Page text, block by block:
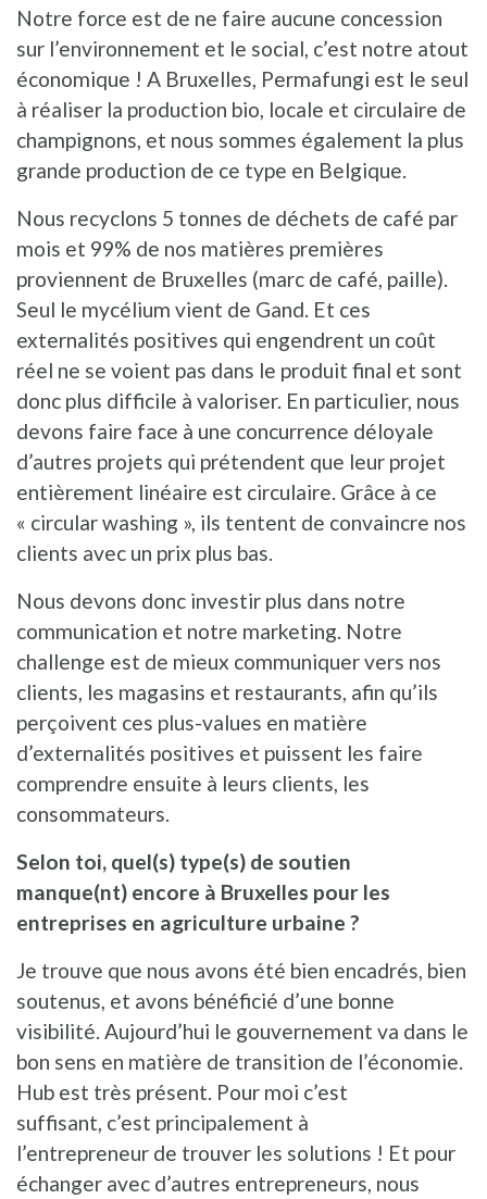
Notre force est de ne faire aucune concession
sur l’environnement et le social, c’est notre atout
économique ! A Bruxelles, Permafungi est le seul
à réaliser la production bio, locale et circulaire de
champignons, et nous sommes également la plus
grande production de ce type en Belgique.
Nous recyclons 5 tonnes de déchets de café par
mois et 99% de nos matières premières
proviennent de Bruxelles (marc de café, paille).
Seul le mycélium vient de Gand. Et ces
externalités positives qui engendrent un coût
réel ne se voient pas dans le produit final et sont
donc plus difficile à valoriser. En particulier, nous
devons faire face à une concurrence déloyale
d’autres projets qui prétendent que leur projet
entièrement linéaire est circulaire. Grâce à ce
« circular washing », ils tentent de convaincre nos
clients avec un prix plus bas.
Nous devons donc investir plus dans notre
communication et notre marketing. Notre
challenge est de mieux communiquer vers nos
clients, les magasins et restaurants, afin qu’ils
perçoivent ces plus-values en matière
d’externalités positives et puissent les faire
comprendre ensuite à leurs clients, les
consommateurs.
Selon toi, quel(s) type(s) de soutien
manque(nt) encore à Bruxelles pour les
entreprises en agriculture urbaine ?
Je trouve que nous avons été bien encadrés, bien
soutenus, et avons bénéficié d’une bonne
visibilité. Aujourd’hui le gouvernement va dans le
bon sens en matière de transition de l’économie.
Hub est très présent. Pour moi c’est
suffisant, c’est principalement à
l’entrepreneur de trouver les solutions ! Et pour
échanger avec d’autres entrepreneurs, nous